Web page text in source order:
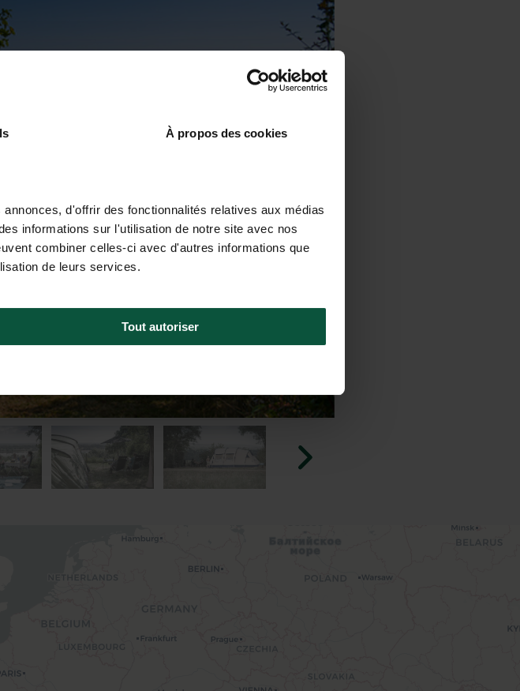
À propos des cookies
d'offrir des fonctionnalités relatives aux médias
informations sur l'utilisation de notre site avec nos
combiner celles-ci avec d'autres informations que
de leurs services.
Tout autoriser